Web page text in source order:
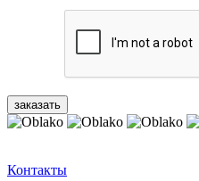
Контакты